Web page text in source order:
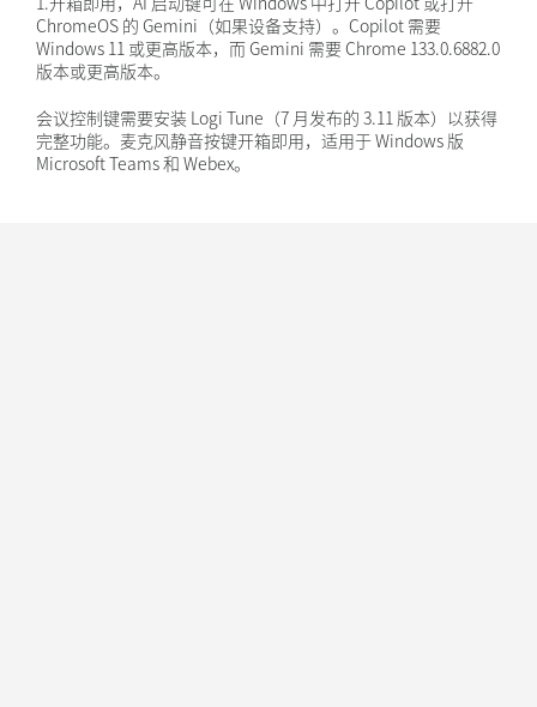
ChromeOS 的 Gemini（如果设备支持）。Copilot 需要
Windows 11 或更高版本，而 Gemini 需要 Chrome 133.0.6882.0
版本或更高版本。
会议控制键需要安装 Logi Tune（7 月发布的 3.11 版本）以获得
完整功能。麦克风静音按键开箱即用，适用于 Windows 版
Microsoft Teams 和 Webex。